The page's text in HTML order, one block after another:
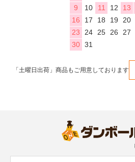
9
10 11 12 13
16
17 18 19 20
23
24 25 26 27
30 31
「土曜日出荷」商品もご用意しております